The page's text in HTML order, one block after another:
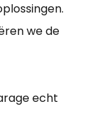
we de
echt